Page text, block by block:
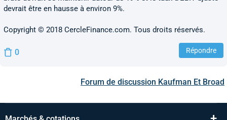
devrait être en hausse à environ 9%.
Copyright © 2018 CercleFinance.com. Tous droits réservés.
0 Répondre
Forum de discussion Kaufman Et Broad